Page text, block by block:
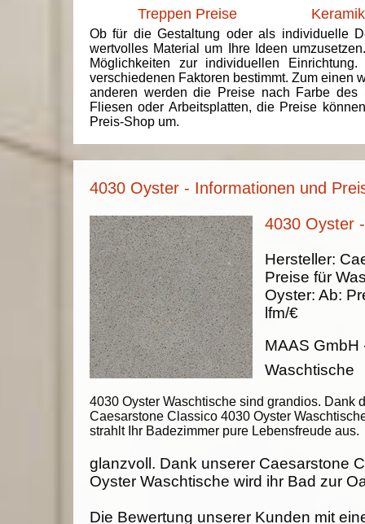
Treppen Preise
Ob für die Gestaltung oder als individuelle
wertvolles Material um Ihre Ideen
Möglichkeiten zur individuellen
verschiedenen Faktoren bestimmt. Zum einen
anderen werden die Preise nach Farbe des
Fliesen oder Arbeitsplatten, die Preise
Preis-Shop um.
4030 Oyster - Informationen und
4030 Oyster
4030 Oyster Waschtische sind grandios. Dank
Caesarstone Classico 4030 Oyster
strahlt Ihr Badezimmer pure Lebensfreude aus.
Hersteller:
Preise für
Oyster: Ab:
lfm/€
MAAS GmbH
Waschtische
glanzvoll. Dank unserer Caesarstone
Oyster Waschtische wird ihr Bad zur
Die Bewertung unserer Kunden mit